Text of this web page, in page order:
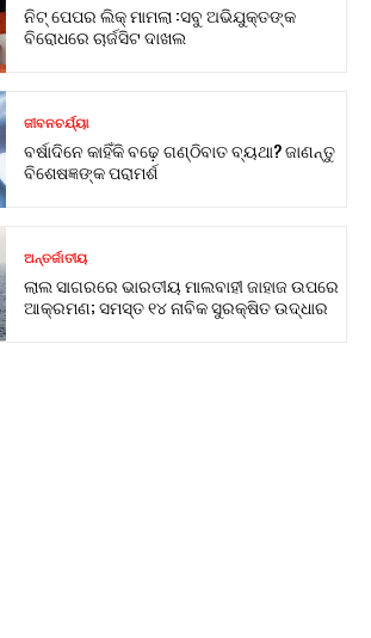
ନିଟ୍ ପେପର ଲିକ୍ ମାମଲା :ସବୁ ଅଭିଯୁକ୍ତଙ୍କ
ବିରୋଧରେ ଚାର୍ଜସିଟ ଦାଖଲ
ଜୀବନଚର୍ଯ୍ୟା
ବର୍ଷାଦିନେ କାହିଁକି ବଢ଼େ ଗଣ୍ଠିବାତ ବ୍ୟଥା? ଜାଣନ୍ତୁ
ବିଶେଷଜ୍ଞଙ୍କ ପରାମର୍ଶ
ଅନ୍ତର୍ଜାତୀୟ
ଲାଲ ସାଗରରେ ଭାରତୀୟ ମାଲବାହୀ ଜାହାଜ ଉପରେ
ଆକ୍ରମଣ; ସମସ୍ତ ୧୪ ନାବିକ ସୁରକ୍ଷିତ ଉଦ୍ଧାର